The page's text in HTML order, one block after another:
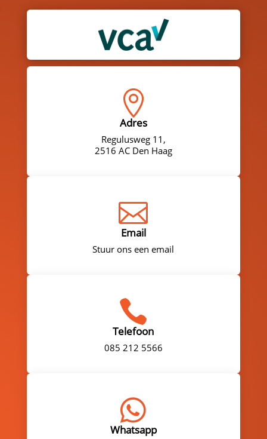

Adres
Regulusweg 11,
2516 AC Den Haag

Email
Stuur ons een email

Telefoon
085 212 5566

Whatsapp